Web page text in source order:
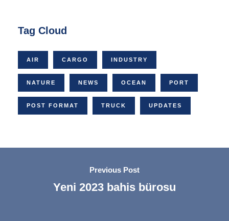
Tag Cloud
AIR CARGO INDUSTRY
NATURE NEWS OCEAN PORT
POST FORMAT TRUCK UPDATES
Previous Post
Yeni 2023 bahis bürosu